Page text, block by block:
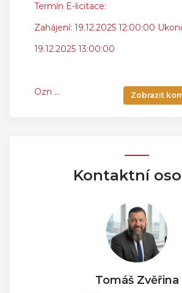
Termín E-licitace:
Zahájení: 19.12.2025 12:00:00
19.12.2025 13:00:00
Ozn ... Zobrazit
Kontaktní
Tomáš Zvěřina